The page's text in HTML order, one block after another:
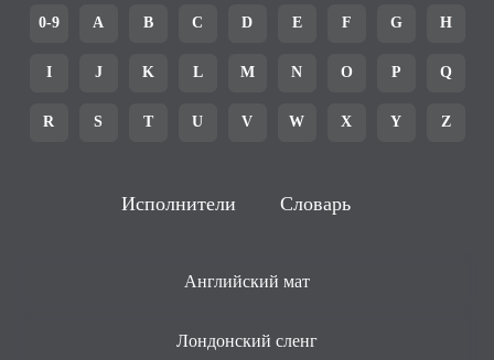
0-9 A B C D E F G H
I J K L M N O P Q
R S T U V W X Y Z
Исполнители Словарь
Английский мат
Лондонский сленг